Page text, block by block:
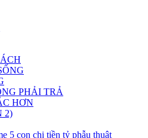
PHẢI TRẢ
HƠN
2)
5 con chi tiền tỷ phẫu thuật